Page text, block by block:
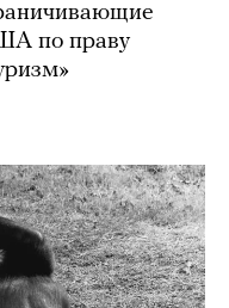
по праву